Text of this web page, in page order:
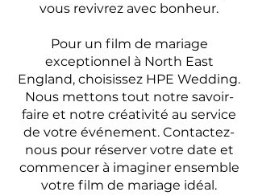
vous revivrez avec bonheur.
Pour un film de mariage
exceptionnel à North East
England, choisissez HPE Wedding.
Nous mettons tout notre savoir-
faire et notre créativité au service
de votre événement. Contactez-
nous pour réserver votre date et
commencer à imaginer ensemble
votre film de mariage idéal.